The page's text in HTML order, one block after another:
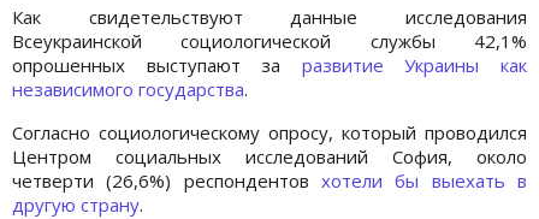
Как свидетельствуют данные исследования
Всеукраинской социологической службы 42,1%
опрошенных выступают за развитие Украины как
независимого государства.
Согласно социологическому опросу, который проводился
Центром социальных исследований София, около
четверти (26,6%) респондентов хотели бы выехать в
другую страну.